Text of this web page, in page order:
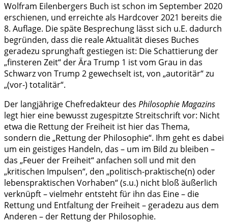
Wolfram Eilenbergers Buch ist schon im September 2020
erschienen, und erreichte als Hardcover 2021 bereits die
8. Auflage. Die späte Besprechung lässt sich u.E. dadurch
begründen, dass die reale Aktualität dieses Buches
geradezu sprunghaft gestiegen ist: Die Schattierung der
„finsteren Zeit“ der Ära Trump 1 ist vom Grau in das
Schwarz von Trump 2 gewechselt ist, von „autoritär“ zu
„(vor-) totalitär“.
Der langjährige Chefredakteur des Philosophie Magazins
legt hier eine bewusst zugespitzte Streitschrift vor: Nicht
etwa die Rettung der Freiheit ist hier das Thema,
sondern die „Rettung der Philosophie“. Ihm geht es dabei
um ein geistiges Handeln, das – um im Bild zu bleiben –
das „Feuer der Freiheit“ anfachen soll und mit den
„kritischen Impulsen“, den „politisch-praktische(n) oder
lebenspraktischen Vorhaben“ (s.u.) nicht bloß äußerlich
verknüpft – vielmehr entsteht für ihn das Eine – die
Rettung und Entfaltung der Freiheit – geradezu aus dem
Anderen – der Rettung der Philosophie.